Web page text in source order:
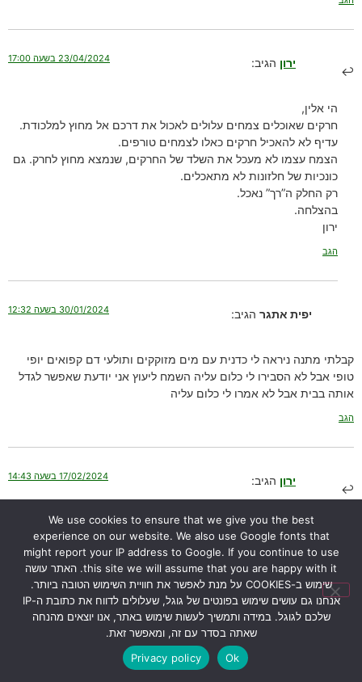
ירון הגיב: 23/04/2024 בשעה 17:00
הי אלין,
חרקים שאוכלים צמחים עלולים לאכול את דרכם אל מחוץ למלכודת.
עדיף לא להאכיל חרקים כאלו לצמחים טורפים.
הצמח עצמו לא מעכל את השלד של החרקים, שנמצא מחוץ לחרק. גם
כונכיות של חלזונות לא מתאכלים.
רק החלק ה”רך” נאכל.
בהצלחה.
ירון
הגב
יפית אתגר הגיב: 30/01/2024 בשעה 12:32
קבלתי מתנה ניראה לי כדנית עם מים מזוקקים ותולעי דם קפואים יופי
טופי אבל לא הסבירו לי כלום עליה השמח ליעוץ אני יודעת שאפשר לגדל
אותה בבית אבל לא אמרו לי כלום עליה
הגב
ירון הגיב: 17/02/2024 בשעה 14:43
שלום יפית,
אני מזמין אותך ליצור איתי קשר דרך עמוד “צור קשר“.
תשלחי לי את מספר הטלפון שלך ואחזור אליך.
תוכלי גם לקפוץ לבקר אותי ולראות איך אני מגדל את הכדניות אצלי
בבית.
בהצלחה,
We use cookies to ensure that we give you the best
experience on our website. We also use Google fonts that
might report your IP address to Google. If you continue to use
this site we will assume that you are happy with it. האתר עושה
שימוש ב-COOKIES על מנת לאפשר את חוויית השימוש הטובה ביותר.
אנחנו גם עושים שימוש בפונטים של גוגל, שעלולים לדווח את כתובת ה-IP
שלכם לגוגל. במידה ותמשיך לעשות שימוש באתר, אנו יוצאים מהנחה
שאתה בסדר עם זה, ומאפשר זאת.
Ok
Privacy policy